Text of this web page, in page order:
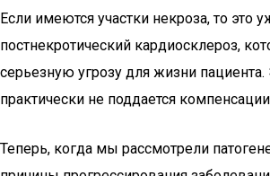
Если имеются участки некроза, то это
постнекротический кардиосклероз,
серьезную угрозу для жизни пациента.
практически не поддается
Теперь, когда мы рассмотрели